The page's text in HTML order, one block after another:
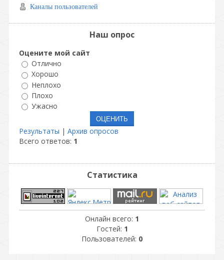
Каналы пользователей
Наш опрос
Оцените мой сайт
Отлично
Хорошо
Неплохо
Плохо
Ужасно
Результаты | Архив опросов
Всего ответов: 1
Статистика
Онлайн всего: 1
Гостей: 1
Пользователей: 0